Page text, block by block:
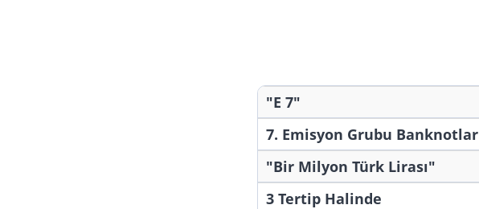
"E 7"
7. Emisyon Grubu Banknotlar
"Bir Milyon Türk Lirası"
3 Tertip Halinde